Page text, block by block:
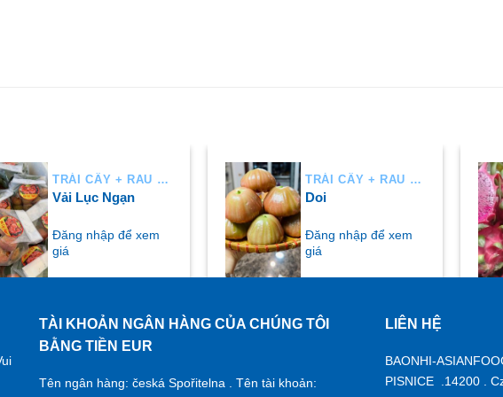
TRÁI CÂY + RAU AIR
Vải Lục Ngạn
Đăng nhập để xem
giá
NGAY
TRÁI CÂY + RAU AIR
Doi
Đăng nhập để xem
giá
TÀI KHOẢN NGÂN HÀNG CỦA CHÚNG TÔI
BẰNG TIỀN EUR
Tên ngân hàng: česká Spořitelna . Tên tài khoản:
LIÊN HỆ
BAONHI-
PISNICE .14200 .